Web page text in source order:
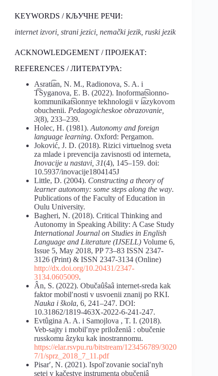
KEYWORDS / КЉУЧНЕ РЕЧИ:
internet izvori, strani jezici, nemački jezik, ruski jezik
ACKNOWLEDGEMENT / ПРОЈЕКАТ:
REFERENCES / ЛИТЕРАТУРА:
Asrati͡an, N. M., Radionova, S. A. i
T͡Syganova, E. B. (2022). Inoformat͡sionno-
kommunikat͡sionnye tekhnologii v i͡azykovom
obuchenii. Pedagogicheskoe obrazovanie,
3(8), 233–239.
Holec, H. (1981). Autonomy and foreign
language learning. Oxford: Pergamon.
Joković, J. D. (2018). Rizici virtuelnog sveta
za mlade i prevencija zavisnosti od interneta,
Inovacije u nastavi, 31(4), 145–159. doi:
10.5937/inovacije1804145J
Little, D. (2004). Constructing a theory of
learner autonomy: some steps along the way.
Publications of the Faculty of Education in
Oulu University.
Bagheri, N. (2018). Critical Thinking and
Autonomy in Speaking Ability: A Case Study
International Journal on Studies in English
Language and Literature (IJSELL) Volume 6,
Issue 5, May 2018, PP 73–83 ISSN 2347-
3126 (Print) & ISSN 2347-3134 (Online)
http://dx.doi.org/10.20431/2347-
3134.0605009.
Ân, S. (2022). Obučaûŝaâ internet-sreda kak
faktor mobilʹnosti v usvoenii znanij po RKI.
Nauka i škola, 6, 241–247. DOI:
10.31862/1819-463X-2022-6-241-247.
Evtûgina A. A. i Samojlova , T. I. (2018).
Veb-sajty i mobilʹnye priloženiâ : obučenie
russkomu âzyku kak inostrannomu.
https://elar.rsvpu.ru/bitstream/123456789/3020
7/1/sprz_2018_7_11.pdf
Pisarʹ, N. (2021). Ispolʹzovanie socialʹnyh
setej v kačestve instrumenta obučeniâ